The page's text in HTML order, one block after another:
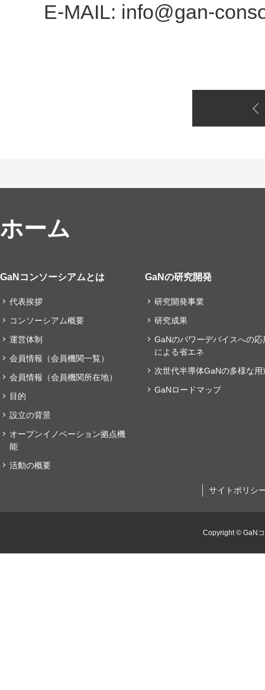
E-MAIL: info@gan-
ホーム
GaNコンソーシアムとは
代表挨拶
コンソーシアム概要
運営体制
会員情報（会員機関一覧）
会員情報（会員機関所在地）
目的
設立の背景
オープンイノベーション拠点機
能
活動の概要
GaNの研究開発
研究開発事業
研究成果
GaNのパワーデバイスへの応
による省エネ
次世代半導体GaNの多様な用
GaNロードマップ
サイトポリシ
Copyright © GaN